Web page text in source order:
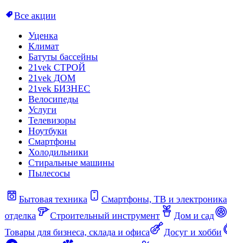
Все акции
Уценка
Климат
Батуты бассейны
21vek СТРОЙ
21vek ДОМ
21vek БИЗНЕС
Велосипеды
Услуги
Телевизоры
Ноутбуки
Смартфоны
Холодильники
Стиральные машины
Пылесосы
Бытовая техника Смартфоны, ТВ и электроника
отделка
Строительный инструмент Дом и сад
Товары для бизнеса, склада и офиса
Досуг и хобби